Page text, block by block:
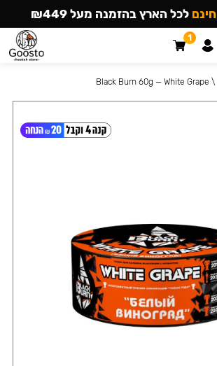
\
Black Burn 60g — White Grape
חינם לכל הארץ בהזמנה מעל ₪449
1